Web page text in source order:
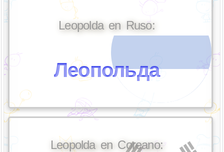
Leopolda en Ruso:
Леопольда
Leopolda en Coreano: